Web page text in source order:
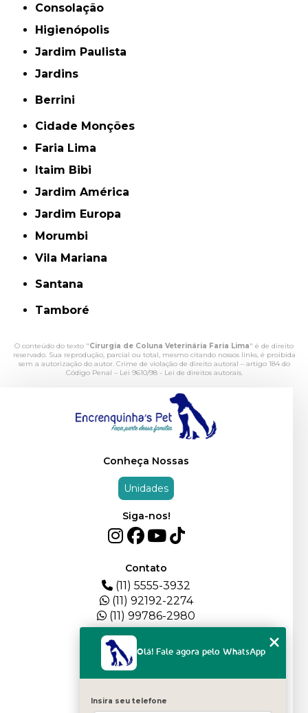
Consolação
Higienópolis
Jardim Paulista
Jardins
Berrini
Cidade Monções
Faria Lima
Itaim Bibi
Jardim América
Jardim Europa
Morumbi
Vila Mariana
Santana
Tamboré
O conteúdo do texto "Cirurgia de Coluna Veterinária Faria Lima" é de direito
reservado. Sua reprodução, parcial ou total, mesmo citando nossos links, é proibida
sem a autorização do autor. Crime de violação de direito autoral – artigo 184 do
Código Penal – Lei 9610/98 - Lei de direitos autorais.
Conheça Nossas
Unidades
Siga-nos!
Contato
(11) 5555-3932
(11) 92192-2274
(11) 99786-2980
QUEM SOMOS
Olá! Fale agora pelo WhatsApp
Insira seu telefone